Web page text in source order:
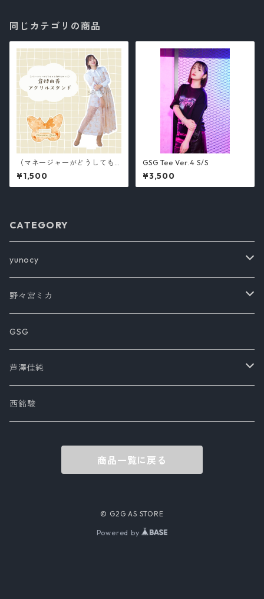
同じカテゴリの商品
（マネージャーがどうしても
作りたかった）倉持由香アク
リルスタンド
¥1,500
GSG Tee Ver.4 S/S
¥3,500
CATEGORY
yunocy
Tシャツ
アウター
その他
写真集
野々宮ミカ
書籍
GSG
芦澤佳純
アクセサリ
西銘駿
商品一覧に戻る
© G2G AS STORE
Powered by